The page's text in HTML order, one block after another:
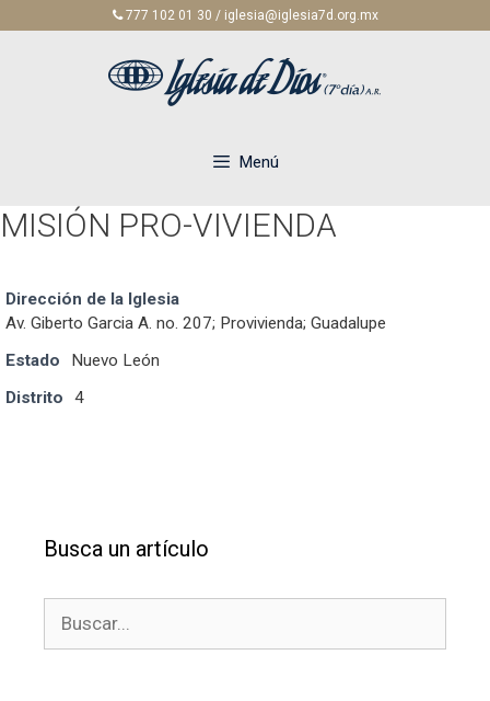
777 102 01 30 / iglesia@iglesia7d.org.mx
Menú
MISIÓN PRO-VIVIENDA
Dirección de la Iglesia
Av. Giberto Garcia A. no. 207; Provivienda; Guadalupe
Estado
Nuevo León
Distrito
4
Busca un artículo